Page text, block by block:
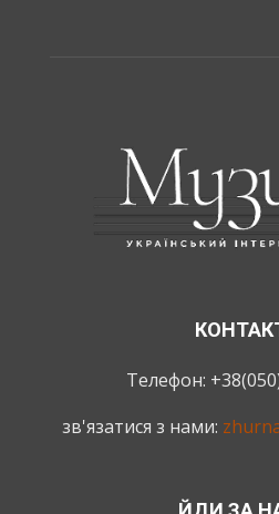
Телефон:
зв'язатися з нами: